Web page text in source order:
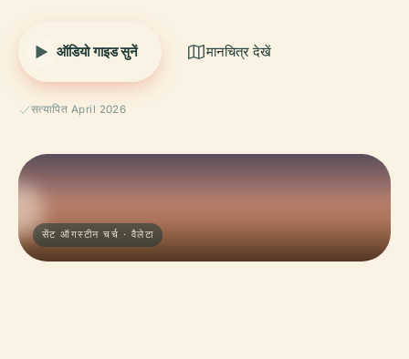
ऑडियो गाइड सुनें मानचित्र देखें
सत्यापित April 2026
सेंट ऑगस्टीन चर्च · वैलेटा